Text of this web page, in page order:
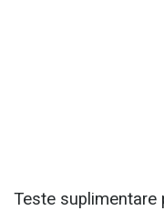
Teste suplimentare